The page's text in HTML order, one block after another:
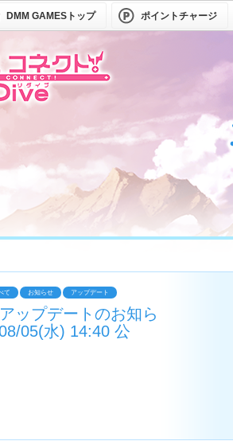
DMM GAMESトップ ポイントチャージ
て お知らせ アップデート
ップデートのお知ら
05(水) 14:40 公